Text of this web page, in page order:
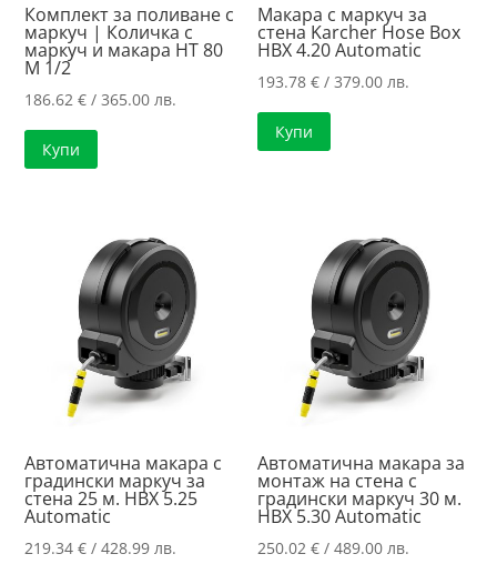
Комплект за поливане с
маркуч | Количка с
маркуч и макара HT 80
M 1/2
186.62€ / 365.00 лв.
Купи
Макара с маркуч за
стена Karcher Hose Box
HBX 4.20 Automatic
193.78€ / 379.00 лв.
Купи
Автоматична макара с
градински маркуч за
стена 25 м. HBX 5.25
Automatic
219.34€ / 428.99 лв.
Автоматична макара за
монтаж на стена с
градински маркуч 30 м.
HBX 5.30 Automatic
250.02€ / 489.00 лв.